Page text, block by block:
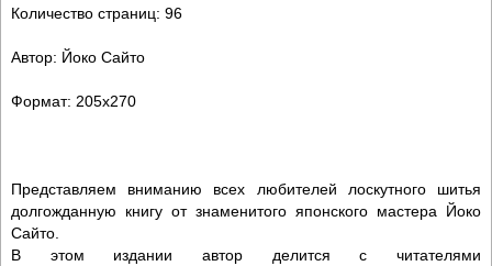
Количество страниц: 96
Автор: Йоко Сайто
Формат: 205х270
Представляем вниманию всех любителей лоскутного шитья
долгожданную книгу от знаменитого японского мастера Йоко
Сайто.
В этом издании автор делится с читателями